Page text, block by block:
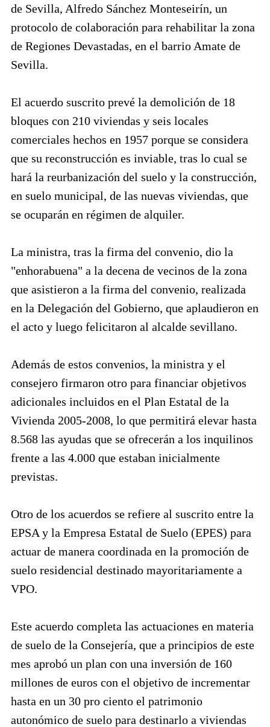
de Sevilla, Alfredo Sánchez Monteseirín, un
protocolo de colaboración para rehabilitar la zona
de Regiones Devastadas, en el barrio Amate de
Sevilla.
El acuerdo suscrito prevé la demolición de 18
bloques con 210 viviendas y seis locales
comerciales hechos en 1957 porque se considera
que su reconstrucción es inviable, tras lo cual se
hará la reurbanización del suelo y la construcción,
en suelo municipal, de las nuevas viviendas, que
se ocuparán en régimen de alquiler.
La ministra, tras la firma del convenio, dio la
"enhorabuena" a la decena de vecinos de la zona
que asistieron a la firma del convenio, realizada
en la Delegación del Gobierno, que aplaudieron en
el acto y luego felicitaron al alcalde sevillano.
Además de estos convenios, la ministra y el
consejero firmaron otro para financiar objetivos
adicionales incluidos en el Plan Estatal de la
Vivienda 2005-2008, lo que permitirá elevar hasta
8.568 las ayudas que se ofrecerán a los inquilinos
frente a las 4.000 que estaban inicialmente
previstas.
Otro de los acuerdos se refiere al suscrito entre la
EPSA y la Empresa Estatal de Suelo (EPES) para
actuar de manera coordinada en la promoción de
suelo residencial destinado mayoritariamente a
VPO.
Este acuerdo completa las actuaciones en materia
de suelo de la Consejería, que a principios de este
mes aprobó un plan con una inversión de 160
millones de euros con el objetivo de incrementar
hasta en un 30 pro ciento el patrimonio
autonómico de suelo para destinarlo a viviendas